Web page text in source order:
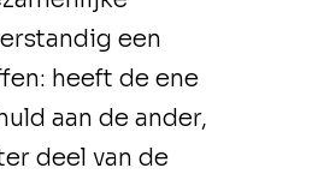
een
heeft de ene
aan de ander,
deel van de